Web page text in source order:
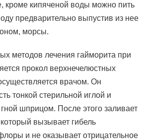
кроме кипяченой воды можно пить
предварительно выпустив из нее
морсы.
методов лечения гайморита при
прокол верхнечелюстных
врачом. Он
тонкой стерильной иглой и
шприцом. После этого заливает
вызывает гибель
и не оказывает отрицательное